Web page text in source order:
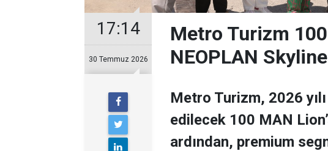
17:14
30 Temmuz 2026
Metro Turizm 100
NEOPLAN
Metro Turizm, 2026
edilecek 100 MAN
ardından, premium